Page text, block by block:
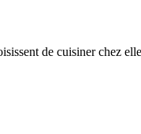
de cuisiner chez